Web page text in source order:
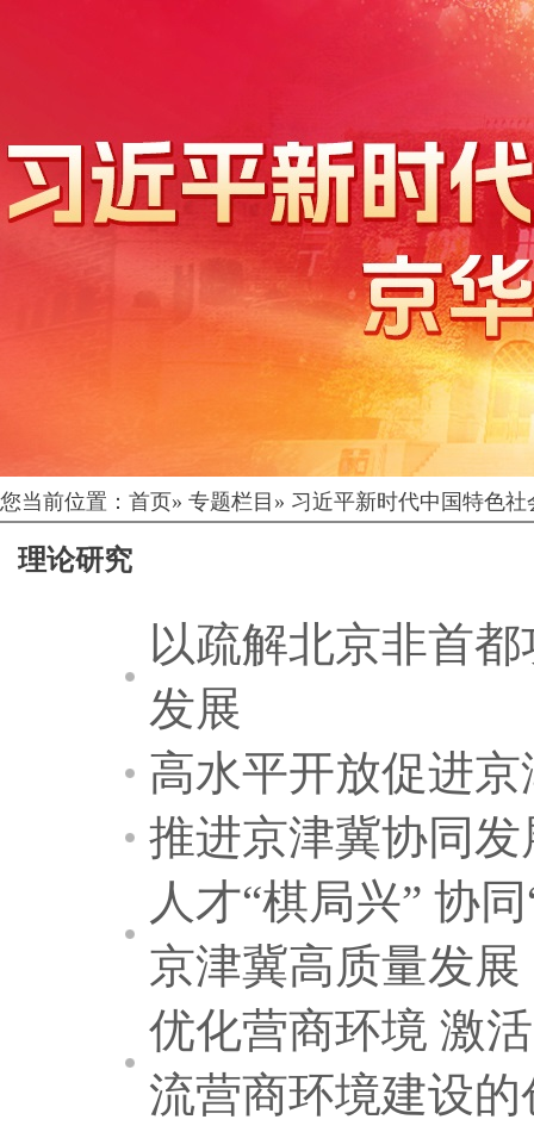
您当前位置： 首页» 专题栏目 » 习近平新时代中国特色
理论研究
以疏解北京非首
发展
高水平开放促进
推进京津冀协同
人才“棋局兴” 协
京津冀高质量发展
优化营商环境 激
流营商环境建设